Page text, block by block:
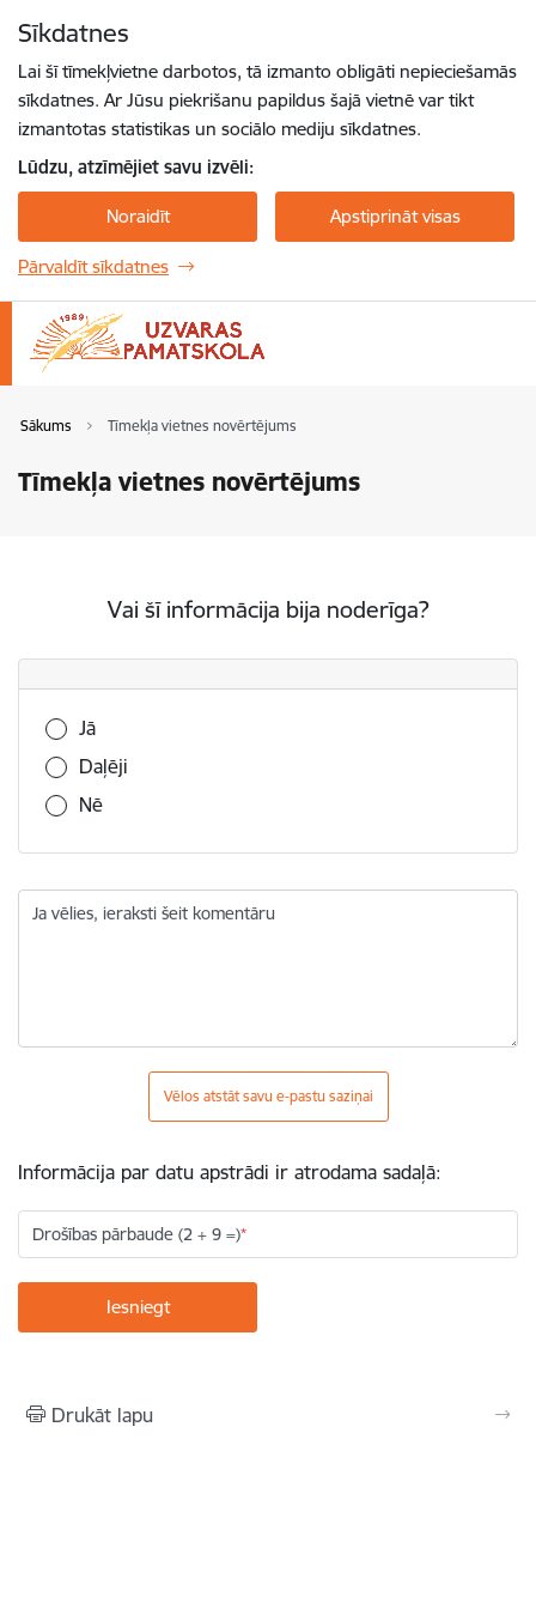
Sīkdatnes
Lai šī tīmekļvietne darbotos, tā izmanto obligāti nepieciešamās
sīkdatnes. Ar Jūsu piekrišanu papildus šajā vietnē var tikt
izmantotas statistikas un sociālo mediju sīkdatnes.
Lūdzu, atzīmējiet savu izvēli:
Noraidīt Apstiprināt visas
Pārvaldīt sīkdatnes
Sākums Tīmekļa vietnes novērtējums
Tīmekļa vietnes novērtējums
Vai šī informācija bija noderīga?
Vai šī informācija bija noderīga?
Jā
Daļēji
Nē
Ja vēlies, ieraksti šeit komentāru
Vēlos atstāt savu e-pastu saziņai
Informācija par datu apstrādi ir atrodama sadaļā:
Drošības pārbaude (2 + 9 =)
Drukāt lapu